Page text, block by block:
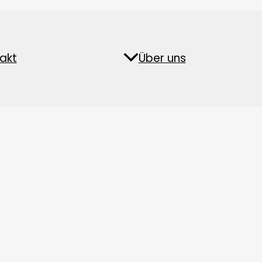
Biomasse-Pellet-Anlage
Fischfutter
FAQs
Über uns